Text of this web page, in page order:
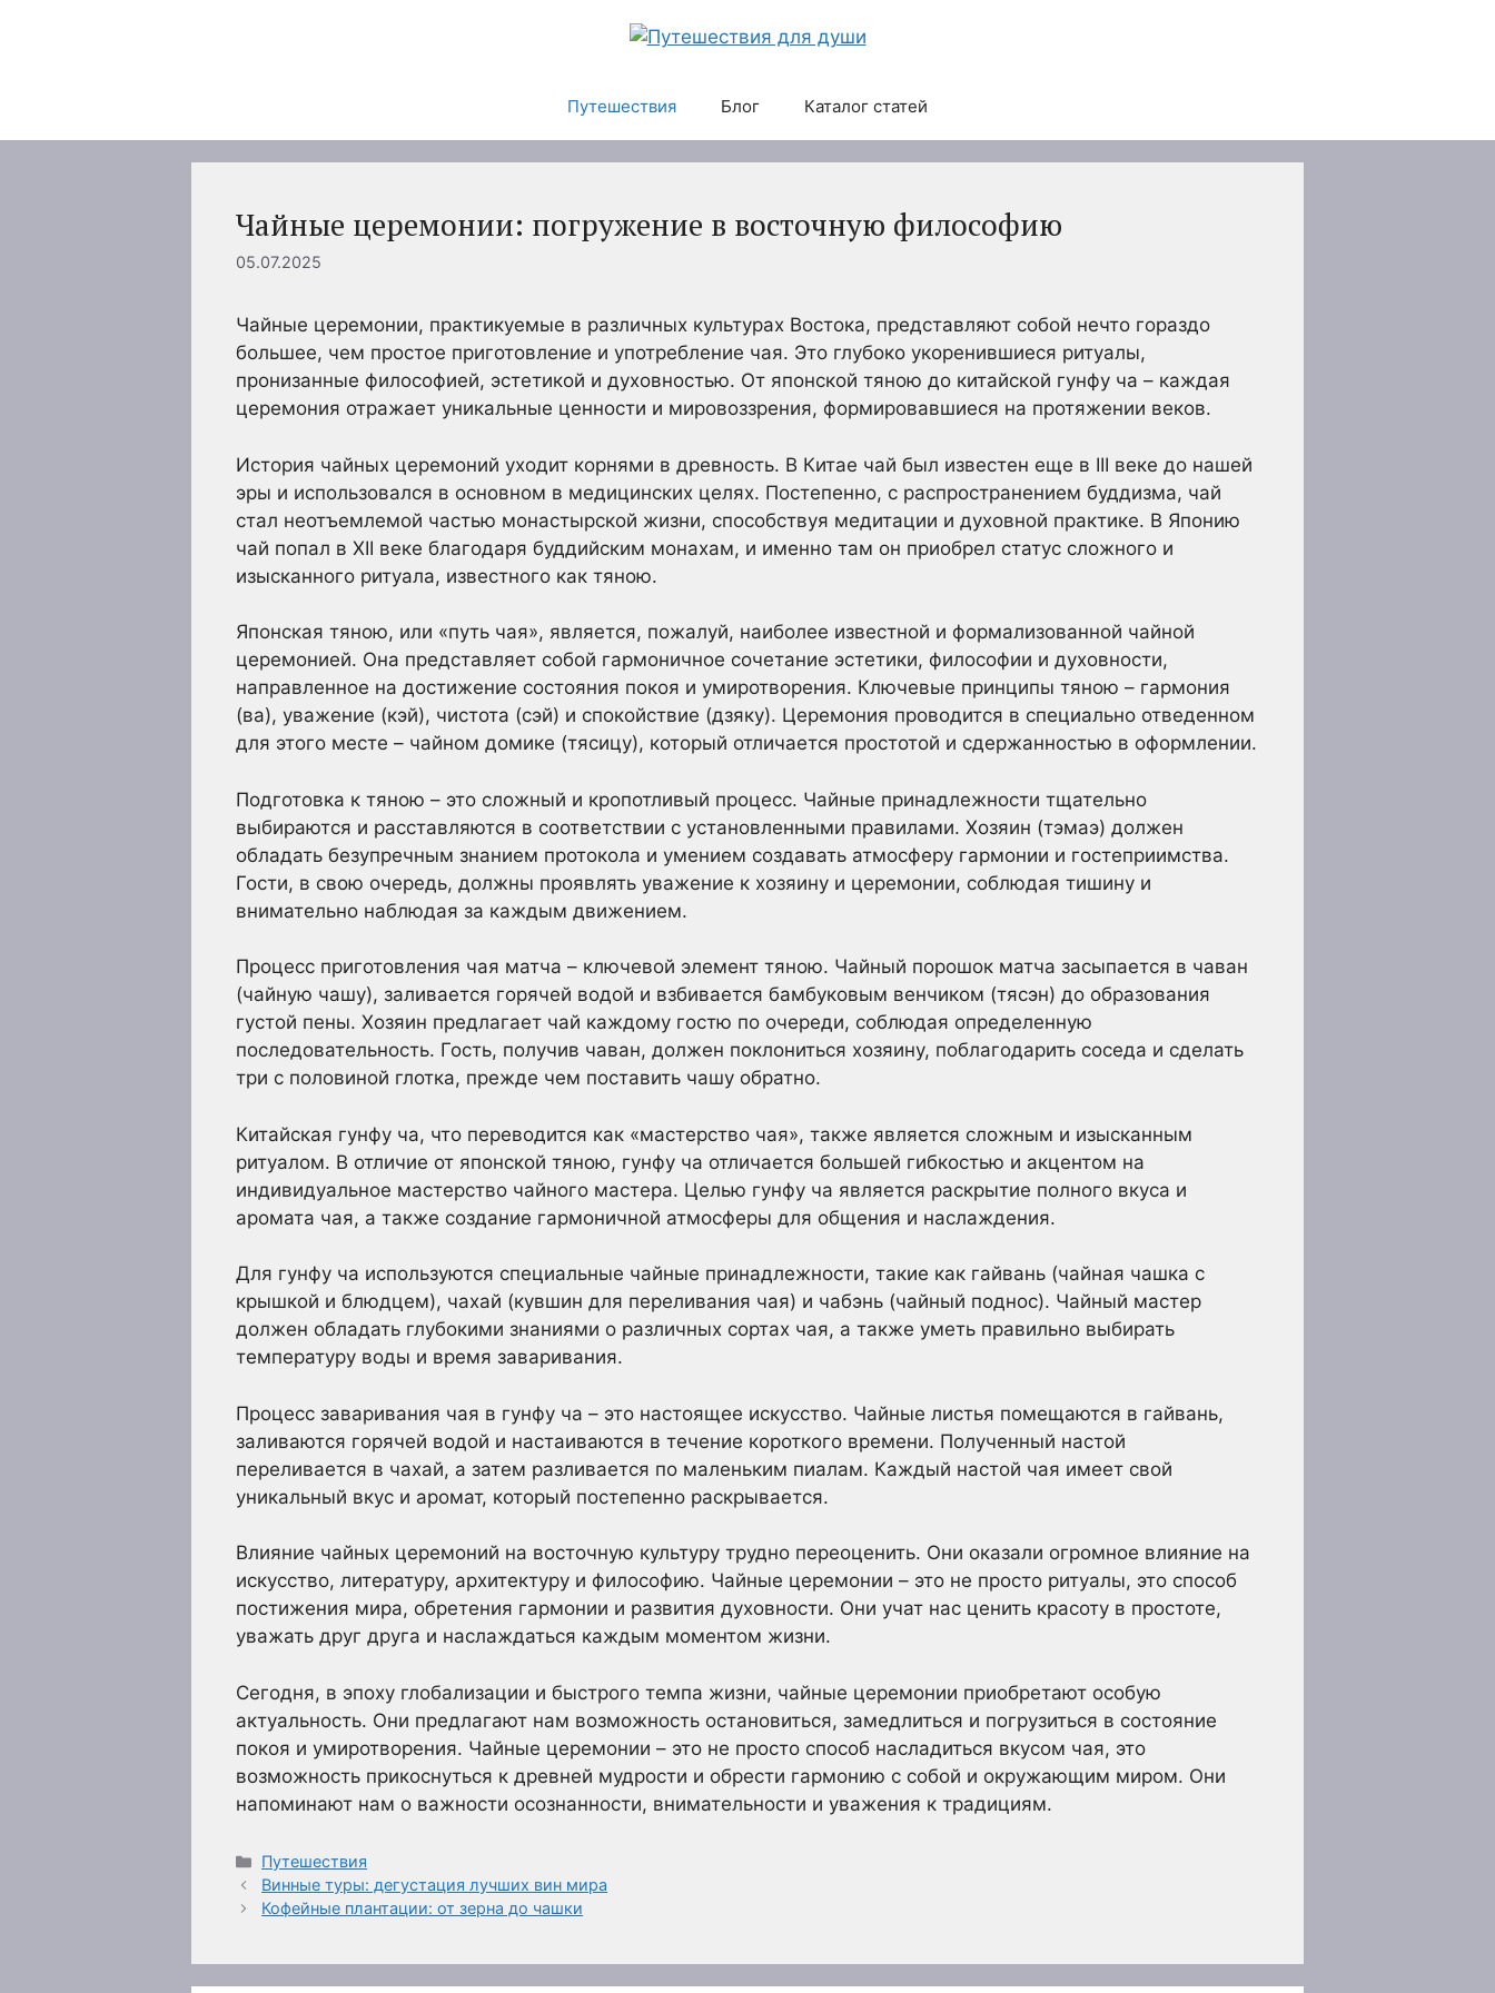
Путешествия Блог Каталог статей
Чайные церемонии: погружение в восточную философию
05.07.2025
Чайные церемонии, практикуемые в различных культурах Востока, представляют собой нечто гораздо
большее, чем простое приготовление и употребление чая. Это глубоко укоренившиеся ритуалы,
пронизанные философией, эстетикой и духовностью. От японской тяною до китайской гунфу ча – каждая
церемония отражает уникальные ценности и мировоззрения, формировавшиеся на протяжении веков.
История чайных церемоний уходит корнями в древность. В Китае чай был известен еще в III веке до нашей
эры и использовался в основном в медицинских целях. Постепенно, с распространением буддизма, чай
стал неотъемлемой частью монастырской жизни, способствуя медитации и духовной практике. В Японию
чай попал в XII веке благодаря буддийским монахам, и именно там он приобрел статус сложного и
изысканного ритуала, известного как тяною.
Японская тяною, или «путь чая», является, пожалуй, наиболее известной и формализованной чайной
церемонией. Она представляет собой гармоничное сочетание эстетики, философии и духовности,
направленное на достижение состояния покоя и умиротворения. Ключевые принципы тяною – гармония
(ва), уважение (кэй), чистота (сэй) и спокойствие (дзяку). Церемония проводится в специально отведенном
для этого месте – чайном домике (тясицу), который отличается простотой и сдержанностью в оформлении.
Подготовка к тяною – это сложный и кропотливый процесс. Чайные принадлежности тщательно
выбираются и расставляются в соответствии с установленными правилами. Хозяин (тэмаэ) должен
обладать безупречным знанием протокола и умением создавать атмосферу гармонии и гостеприимства.
Гости, в свою очередь, должны проявлять уважение к хозяину и церемонии, соблюдая тишину и
внимательно наблюдая за каждым движением.
Процесс приготовления чая матча – ключевой элемент тяною. Чайный порошок матча засыпается в чаван
(чайную чашу), заливается горячей водой и взбивается бамбуковым венчиком (тясэн) до образования
густой пены. Хозяин предлагает чай каждому гостю по очереди, соблюдая определенную
последовательность. Гость, получив чаван, должен поклониться хозяину, поблагодарить соседа и сделать
три с половиной глотка, прежде чем поставить чашу обратно.
Китайская гунфу ча, что переводится как «мастерство чая», также является сложным и изысканным
ритуалом. В отличие от японской тяною, гунфу ча отличается большей гибкостью и акцентом на
индивидуальное мастерство чайного мастера. Целью гунфу ча является раскрытие полного вкуса и
аромата чая, а также создание гармоничной атмосферы для общения и наслаждения.
Для гунфу ча используются специальные чайные принадлежности, такие как гайвань (чайная чашка с
крышкой и блюдцем), чахай (кувшин для переливания чая) и чабэнь (чайный поднос). Чайный мастер
должен обладать глубокими знаниями о различных сортах чая, а также уметь правильно выбирать
температуру воды и время заваривания.
Процесс заваривания чая в гунфу ча – это настоящее искусство. Чайные листья помещаются в гайвань,
заливаются горячей водой и настаиваются в течение короткого времени. Полученный настой
переливается в чахай, а затем разливается по маленьким пиалам. Каждый настой чая имеет свой
уникальный вкус и аромат, который постепенно раскрывается.
Влияние чайных церемоний на восточную культуру трудно переоценить. Они оказали огромное влияние на
искусство, литературу, архитектуру и философию. Чайные церемонии – это не просто ритуалы, это способ
постижения мира, обретения гармонии и развития духовности. Они учат нас ценить красоту в простоте,
уважать друг друга и наслаждаться каждым моментом жизни.
Сегодня, в эпоху глобализации и быстрого темпа жизни, чайные церемонии приобретают особую
актуальность. Они предлагают нам возможность остановиться, замедлиться и погрузиться в состояние
покоя и умиротворения. Чайные церемонии – это не просто способ насладиться вкусом чая, это
возможность прикоснуться к древней мудрости и обрести гармонию с собой и окружающим миром. Они
напоминают нам о важности осознанности, внимательности и уважения к традициям.
Рубрики
Путешествия
Винные туры: дегустация лучших вин мира
Кофейные плантации: от зерна до чашки